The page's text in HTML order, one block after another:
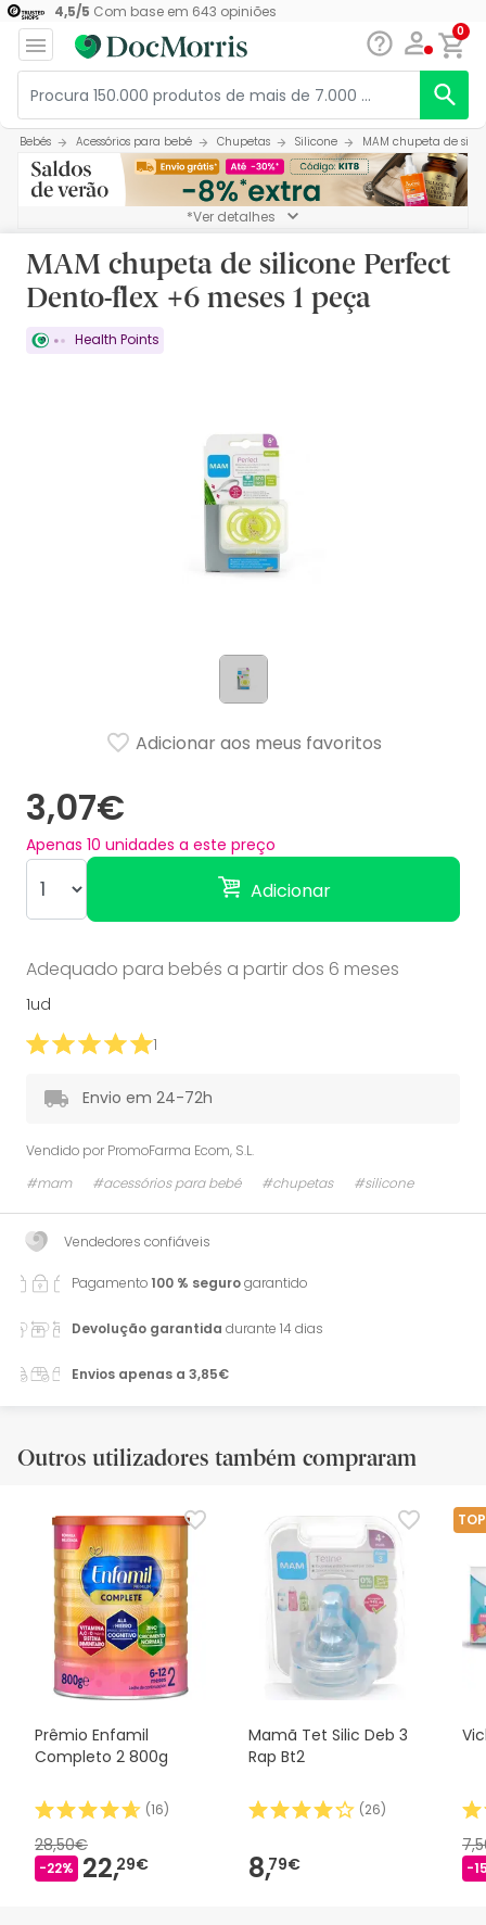
4,5/5 Com base em 643 opiniões
0
Bebés Acessórios para bebé Chupetas Silicone MAM chupeta de
*Ver detalhes
MAM chupeta de silicone Perfect
Dento-flex +6 meses 1 peça
Health Points
3,07€
Apenas 10 unidades a este preço
Adicionar
Adicionar aos meus favoritos
Adequado para bebés a partir dos 6 meses
1ud
1
Envio em 24-72h
Vendido por PromoFarma Ecom, S.L.
#mam
#acessórios para bebé #chupetas #silicone
Vendedores confiáveis
Pagamento100 % segurogarantido
Devolução garantida durante 14 dias
Envios apenas a 3,85€
Outros utilizadores também compraram
Prêmio Enfamil
Completo 2 800g
(16)
28,50€
-22% 22,29€
Mamã Tet Silic Deb 3
Rap Bt2
(26)
8,79€ -